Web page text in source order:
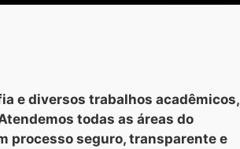
e diversos trabalhos acadêmicos,
todas as áreas do
processo seguro, transparente e